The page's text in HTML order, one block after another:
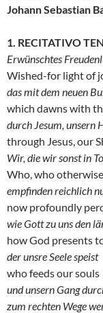
Johann Sebastian
1. RECITATIVO
Erwünschtes
Wished-for light of
das mit dem neuen
which dawns with
durch Jesum, unsern
through Jesus, our
Wir, die wir sonst in
Who, who
empfinden reichlich
now profoundly
wie Gott zu uns den
how God presents
der unsre Seele speist
who feeds our souls
und unsern Gang
zum rechten Wege